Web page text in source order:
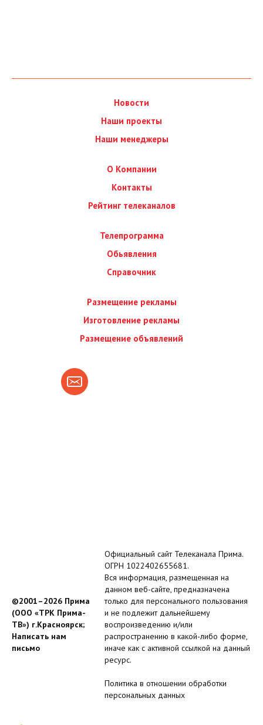
Новости
Наши проекты
Наши менеджеры
О Компании
Контакты
Рейтинг телеканалов
Телепрограмма
Обьявления
Справочник
Размещение рекламы
Изготовление рекламы
Размещение объявлений
©2001–2026 Прима
(ООО «ТРК Прима-
ТВ») г.Красноярск;
Написать нам
письмо
Официальный сайт Телеканала Прима.
ОГРН 1022402655681.
Вся информация, размещенная на
данном веб-сайте, предназначена
только для персонального пользования
и не подлежит дальнейшему
воспроизведению и/или
распространению в какой-либо форме,
иначе как с активной ссылкой на данный
ресурс.
Политика в отношении обработки
персональных данных